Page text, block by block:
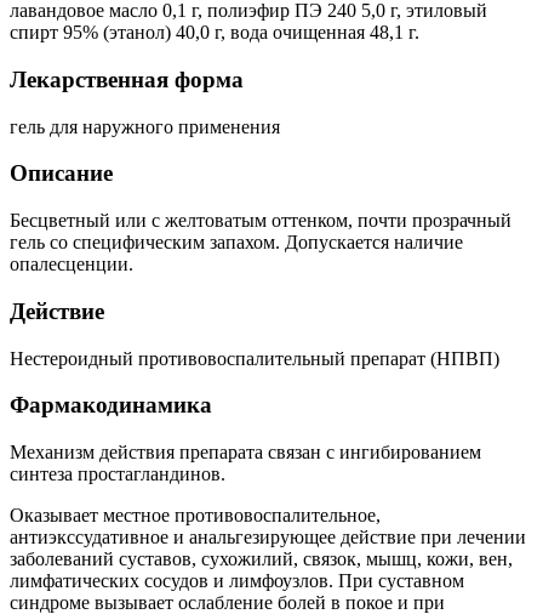
лавандовое масло 0,1 г, полиэфир ПЭ 240 5,0 г, этиловый
спирт 95% (этанол) 40,0 г, вода очищенная 48,1 г.
Лекарственная форма
гель для наружного применения
Описание
Бесцветный или с желтоватым оттенком, почти прозрачный
гель со специфическим запахом. Допускается наличие
опалесценции.
Действие
Нестероидный противовоспалительный препарат (НПВП)
Фармакодинамика
Механизм действия препарата связан с ингибированием
синтеза простагландинов.
Оказывает местное противовоспалительное,
антиэкссудативное и анальгезирующее действие при лечении
заболеваний суставов, сухожилий, связок, мышц, кожи, вен,
лимфатических сосудов и лимфоузлов. При суставном
синдроме вызывает ослабление болей в покое и при